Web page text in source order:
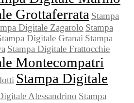
Grottaferrata Stampa
Digitale Zagarolo Stampa
Digitale Granai Stampa
Stampa Digitale Frattocchie
Montecompatri
Stampa Digitale
Alessandrino Stampa